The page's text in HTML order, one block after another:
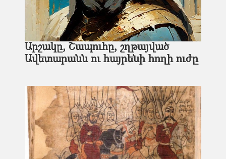
Արշակը, Շապուհը, շղթայված
Ավետարանն ու հայրենի հողի ուժը